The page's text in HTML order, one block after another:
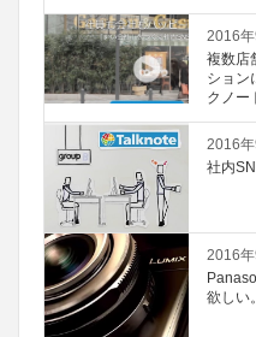
2016
複数店
ション
クノー
2016
社内
2016
欲しい